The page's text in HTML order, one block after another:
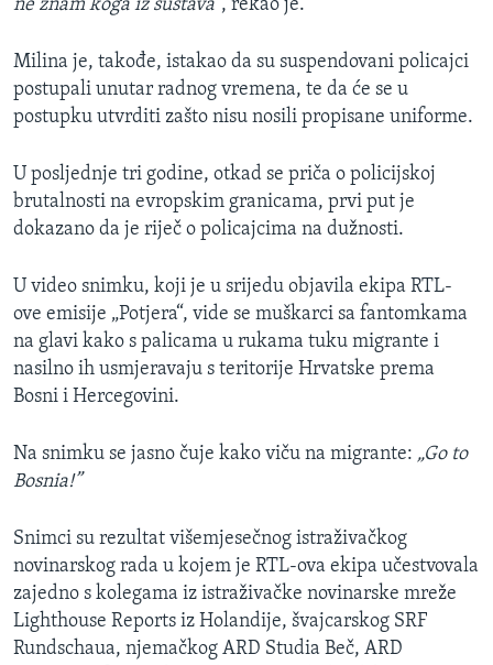
ne znam koga iz sustava”, rekao je.
Milina je, takođe, istakao da su suspendovani policajci
postupali unutar radnog vremena, te da će se u
postupku utvrditi zašto nisu nosili propisane uniforme.
U posljednje tri godine, otkad se priča o policijskoj
brutalnosti na evropskim granicama, prvi put je
dokazano da je riječ o policajcima na dužnosti.
U video snimku, koji je u srijedu objavila ekipa RTL-
ove emisije „Potjera“, vide se muškarci sa fantomkama
na glavi kako s palicama u rukama tuku migrante i
nasilno ih usmjeravaju s teritorije Hrvatske prema
Bosni i Hercegovini.
Na snimku se jasno čuje kako viču na migrante: „Go to
Bosnia!”
Snimci su rezultat višemjesečnog istraživačkog
novinarskog rada u kojem je RTL-ova ekipa učestvovala
zajedno s kolegama iz istraživačke novinarske mreže
Lighthouse Reports iz Holandije, švajcarskog SRF
Rundschaua, njemačkog ARD Studia Beč, ARD